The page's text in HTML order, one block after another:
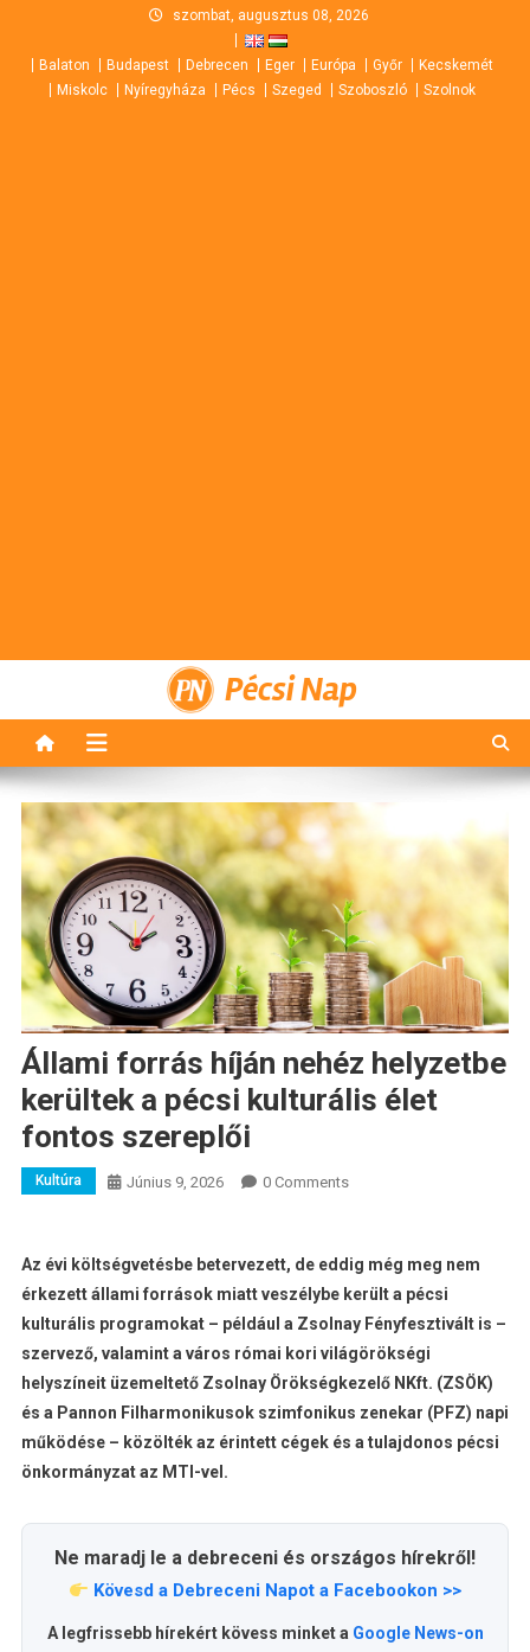
content
szombat, augusztus 08, 2026
Balaton Budapest Debrecen Eger Európa Győr
Kecskemét
Miskolc
Nyíregyháza Pécs Szeged Szoboszló Szolnok
Pécsi Nap
Állami forrás híján nehéz helyzetbe
kerültek a pécsi kulturális élet
fontos szereplői
Kultúra Június 9, 2026 0 Comments
Az évi költségvetésbe betervezett, de eddig még meg nem
érkezett állami források miatt veszélybe került a pécsi
kulturális programokat – például a Zsolnay Fényfesztivált is –
szervező, valamint a város római kori világörökségi
helyszíneit üzemeltető Zsolnay Örökségkezelő NKft. (ZSÖK)
és a Pannon Filharmonikusok szimfonikus zenekar (PFZ) napi
működése – közölték az érintett cégek és a tulajdonos pécsi
önkormányzat az MTI-vel.
Ne maradj le a debreceni és országos hírekről!
Kövesd a Debreceni Napot a Facebookon >>
A legfrissebb hírekért kövess minket a Google News-on